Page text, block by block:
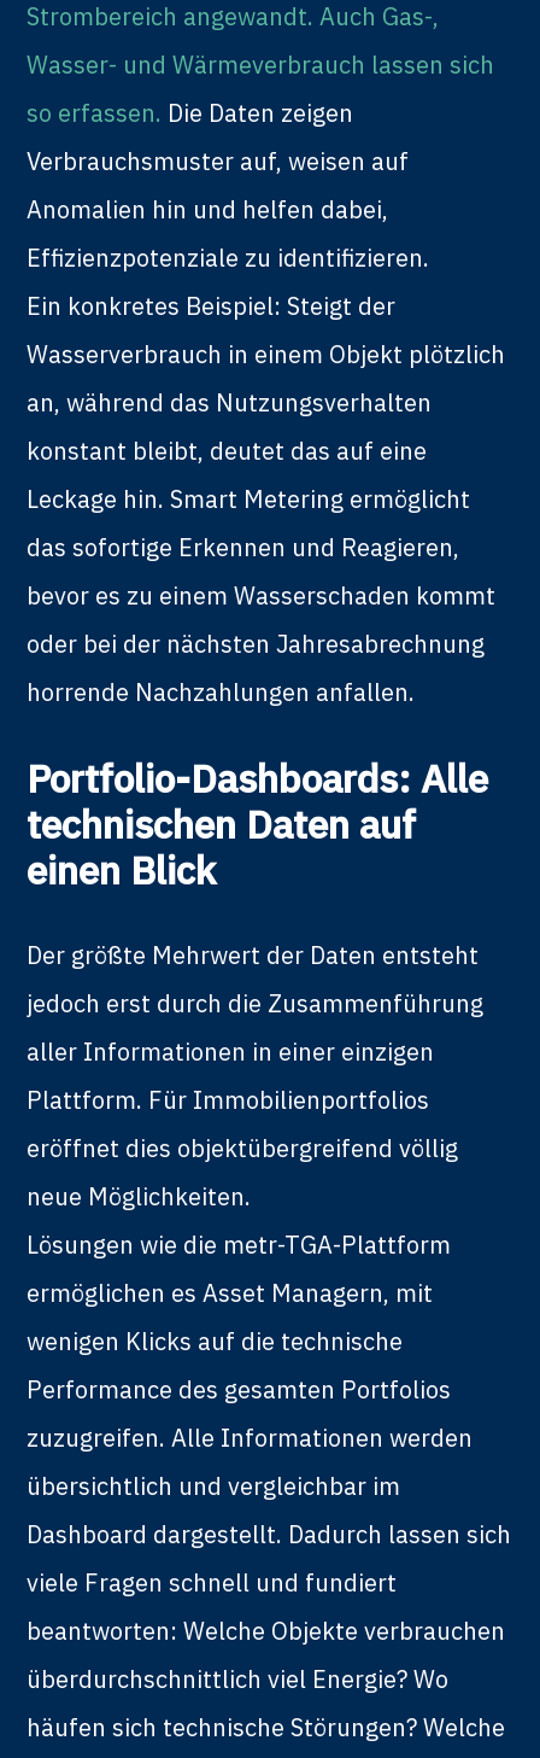
Strombereich angewandt. Auch Gas-,
Wasser- und Wärmeverbrauch lassen sich
so erfassen. Die Daten zeigen
Verbrauchsmuster auf, weisen auf
Anomalien hin und helfen dabei,
Effizienzpotenziale zu identifizieren.
Ein konkretes Beispiel: Steigt der
Wasserverbrauch in einem Objekt plötzlich
an, während das Nutzungsverhalten
konstant bleibt, deutet das auf eine
Leckage hin. Smart Metering ermöglicht
das sofortige Erkennen und Reagieren,
bevor es zu einem Wasserschaden kommt
oder bei der nächsten Jahresabrechnung
horrende Nachzahlungen anfallen.
Portfolio-Dashboards: Alle
technischen Daten auf
einen Blick
Der größte Mehrwert der Daten entsteht
jedoch erst durch die Zusammenführung
aller Informationen in einer einzigen
Plattform. Für Immobilienportfolios
eröffnet dies objektübergreifend völlig
neue Möglichkeiten.
Lösungen wie die metr-TGA-Plattform
ermöglichen es Asset Managern, mit
wenigen Klicks auf die technische
Performance des gesamten Portfolios
zuzugreifen. Alle Informationen werden
übersichtlich und vergleichbar im
Dashboard dargestellt. Dadurch lassen sich
viele Fragen schnell und fundiert
beantworten: Welche Objekte verbrauchen
überdurchschnittlich viel Energie? Wo
häufen sich technische Störungen? Welche